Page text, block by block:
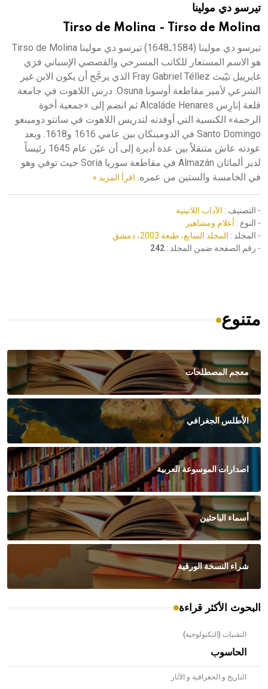
هيئة الموسوعة العربية تطلق موسوعات جديدة في عام 2026تيرسو دي مولينا
Tirso de Molina - Tirso de Molina
تيرسو دي مولينا (1584ـ1648) تيرسو دي مولينا Tirso de Molina
هو الاسم المستعار للكاتب المسرحي والقصصي الإسباني فرَي
غابرييل تيّيث Fray Gabriel Téllez الذي يرجَّح أن يكون الابن غير
الشرعي لأمير مقاطعة أوسونا Osuna. درس اللاهوت في جامعة
قلعة إنارِس Alcaláde Henares ثم انضم إلى «جمعية أخوة
الرحمة» الكنسية التي أوفدته لتدريس اللاهوت في سانتو دومينغو
Santo Domingo في الدومينكان بين عامي 1616 و1618. وبعد
عودته عاش متنقلاً بين عدة أديرة إلى أن عيّن عام 1645 رئيساً
لدير ألماثان Almazán في مقاطعة سوريا Soria حيث توفي وهو
في الخامسة والستين من عمره. اقرأ المزيد »
- التصنيف : الآداب اللاتينية
- النوع : أعلام ومشاهير
- المجلد : المجلد السابع، طبعة 2003، دمشق
- رقم الصفحة ضمن المجلد : 242
متنوع
معجم المصطلحات
الأطلس الجغرافي
اصدارات الموسوعة العربية
أسماء الباحثين
شراء النسخة الورقية
البحوث الأكثر قراءة
التقنيات (التكنولوجية)
الحاسوب
التاريخ و الجغرافية و الآثار